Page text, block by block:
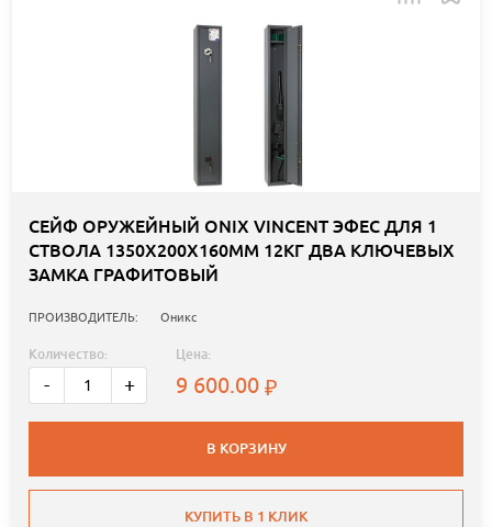
СЕЙФ ОРУЖЕЙНЫЙ ONIX VINCENT ЭФЕС ДЛЯ 1
СТВОЛА 1350Х200Х160ММ 12КГ ДВА КЛЮЧЕВЫХ
ЗАМКА ГРАФИТОВЫЙ
ПРОИЗВОДИТЕЛЬ: Оникс
Количество:
- +
Цена:
9 600.00
В КОРЗИНУ
КУПИТЬ В 1 КЛИК